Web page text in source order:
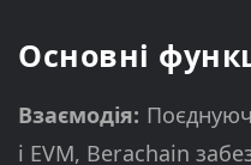
Основні
Взаємодія:
і EVM, Berachain